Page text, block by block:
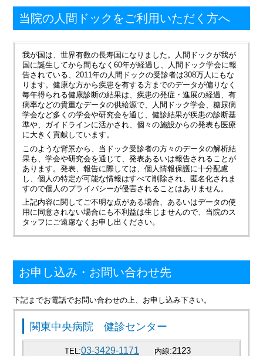
当院の人間ドックをご利用いただく方へ
我が国は、世界有数の長寿国になりました。人間ドックが我が
国に誕生してから間もなく60年が経過し、人間ドック学会に報
告されている、2011年の人間ドックの受診者は308万人にもな
ります。健康な方から疾患を有する方までのデータが偏りなく
毎年得られる健康診断の結果は、疾患の発症・進展の経過、有
病率などの貴重なデータの供給源で、人間ドック学会、糖尿病
学会など多くの学会や研究会を通じ、健診結果が疾患の診断基
準や、ガイドラインに活かされ、個々の施設からの発表も医療
に大きく貢献しています。
このような背景から、当ドック受診者の方々のデータの解析結
果も、学会や研究会を通じて、発表あるいは報告されることが
あります。発表、報告に際しては、個人情報保護に十分配慮
し、個人の特定が可能な情報はすべて削除され、匿名化されま
すので個人のプライバシーが侵害されることはありません。
上記内容に関してご不明な点がある場合、あるいはデータの使
用に同意されない場合にも不利益は生じませんので、当院のス
タッフにご遠慮なくお申し出ください。
お申し込み・お問い合わせ先
下記までお電話でお問い合わせの上、お申し込み下さい。
関東中央病院 健診センター
TEL:03-3429-1171 内線:2123